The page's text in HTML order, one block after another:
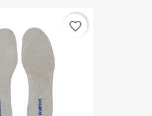
favorite_border